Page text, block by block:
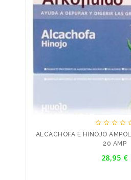
   
ALCACHOFA E HINOJO
20 AMP
28,95 €